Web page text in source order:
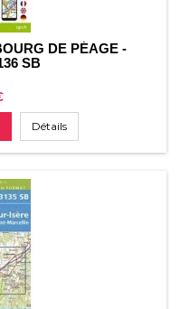
DE PÉAGE -
SB
Détails